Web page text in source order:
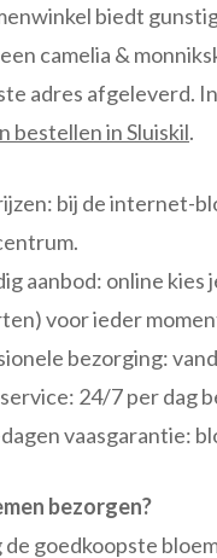
biedt
camelia &
adres afgeleverd.
bestellen in Sluiskil.
bij de internet-
aanbod: online
voor ieder
bezorging:
24/7 per dag
vaasgarantie:
bezorgen?
de goedkoopste